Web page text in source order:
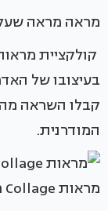
מראה מראה
בעיצובו של
קבלו השראה
המודרנית.
מראות Collage מבית antoniolupi